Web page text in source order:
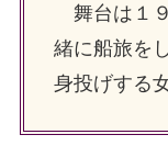
舞台は１
緒に船旅を
身投げする